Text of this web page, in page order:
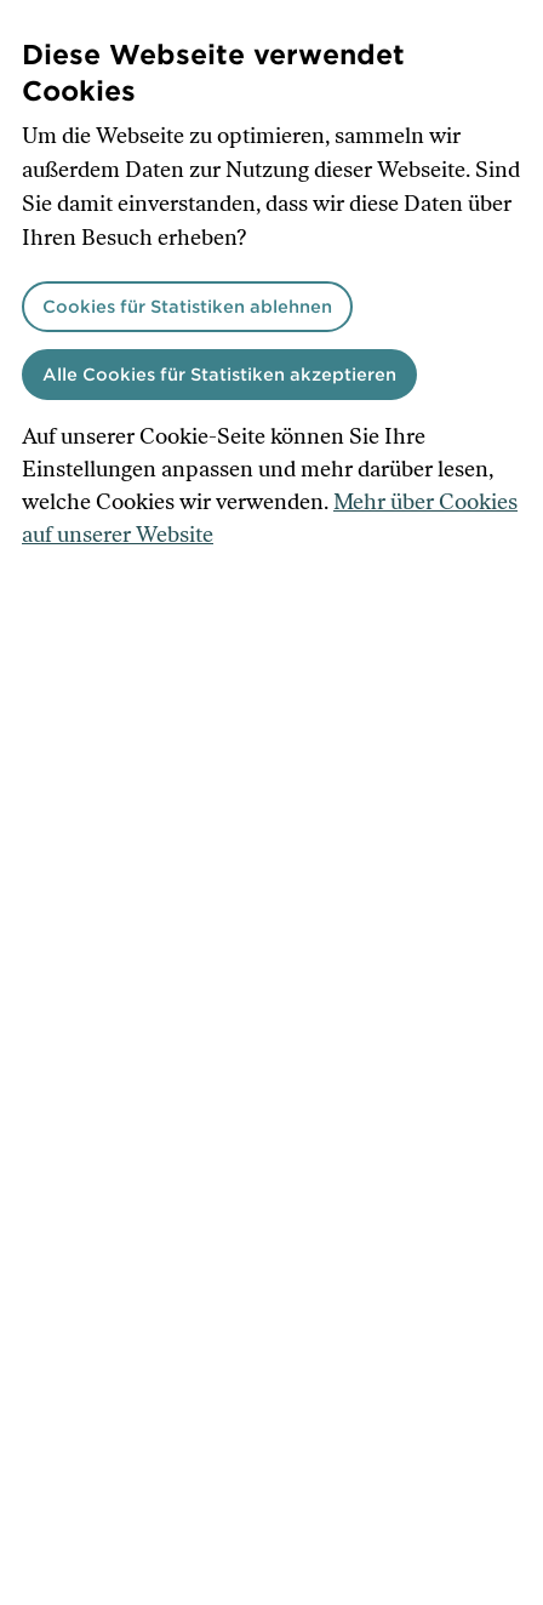
zum
Inhalt
Diese Webseite verwendet
Cookies
Um die Webseite zu optimieren, sammeln wir
außerdem Daten zur Nutzung dieser Webseite. Sind
Sie damit einverstanden, dass wir diese Daten über
Ihren Besuch erheben?
Cookies für Statistiken ablehnen
Alle Cookies für Statistiken akzeptieren
Auf unserer Cookie-Seite können Sie Ihre
Einstellungen anpassen und mehr darüber lesen,
welche Cookies wir verwenden.Mehr über Cookies
auf unserer Website